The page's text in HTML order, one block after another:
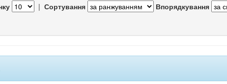
| Сортування Впорядкування